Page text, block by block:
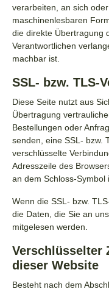
verarbeiten, an sich
maschinenlesbaren
die direkte Übertragung
Verantwortlichen
machbar ist.
SSL- bzw. TLS-
Diese Seite nutzt aus
Übertragung
Bestellungen oder
senden, eine SSL- bzw.
verschlüsselte
Adresszeile des
an dem Schloss-Symbol
Wenn die SSL- bzw.
die Daten, die Sie an
mitgelesen werden.
Verschlüsselter
dieser Website
Besteht nach dem